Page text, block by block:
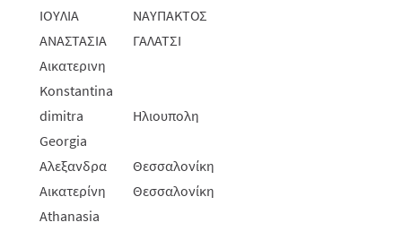
ΙΟΥΛΙΑ
ΝΑΥΠΑΚΤΟΣ
ΑΝΑΣΤΑΣΙΑ
ΓΑΛΑΤΣΙ
Αικατερινη
Konstantina
dimitra
Ηλιουπολη
Georgia
Αλεξανδρα
Θεσσαλονίκη
Αικατερίνη
Θεσσαλονίκη
Athanasia